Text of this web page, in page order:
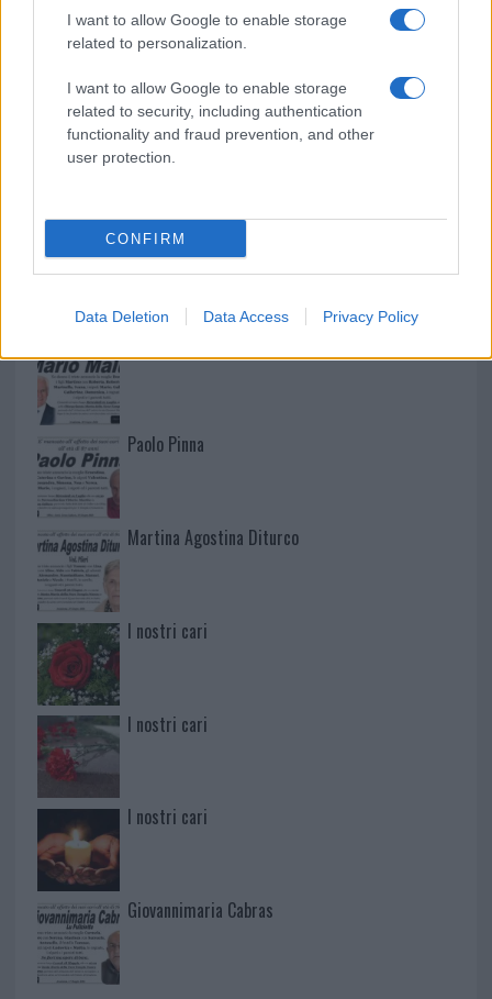
I want to allow Google to enable storage
related to personalization.
I want to allow Google to enable storage
related to security, including authentication
functionality and fraud prevention, and other
user protection.
CONFIRM
Data Deletion Data Access Privacy Policy
Mario Malu
Paolo Pinna
Martina Agostina Diturco
I nostri cari
I nostri cari
I nostri cari
Giovannimaria Cabras